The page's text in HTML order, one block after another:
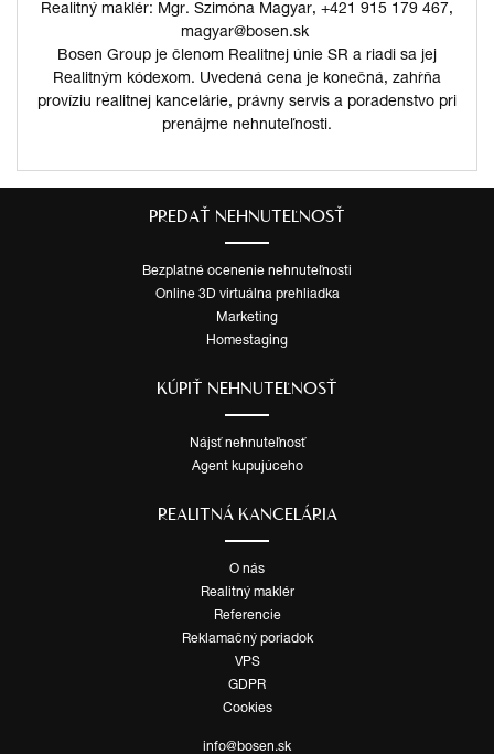
Realitný maklér: Mgr. Szimóna Magyar, +421 915 179 467,
magyar@bosen.sk
Bosen Group je členom Realitnej únie SR a riadi sa jej
Realitným kódexom. Uvedená cena je konečná, zahŕňa
províziu realitnej kancelárie, právny servis a poradenstvo pri
prenájme nehnuteľnosti.
PREDAŤ NEHNUTEĽNOSŤ
Bezplatné ocenenie nehnuteľnosti
Online 3D virtuálna prehliadka
Marketing
Homestaging
KÚPIŤ NEHNUTEĽNOSŤ
Nájsť nehnuteľnosť
Agent kupujúceho
REALITNÁ KANCELÁRIA
O nás
Realitný maklér
Referencie
Reklamačný poriadok
VPS
GDPR
Cookies
info@bosen.sk